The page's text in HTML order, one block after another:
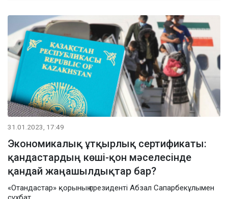
31.01.2023, 17:49
Экономикалық ұтқырлық сертификаты:
қандастардың көші-қон мәселесінде
қандай жаңашылдықтар бар?
«Отандастар» қорының президенті Абзал Сапарбекұлымен